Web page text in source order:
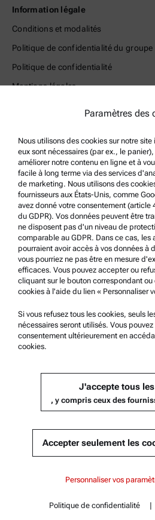
Information légale
Conditions et modalités
Politique de confidentialité du groupe
Politique de confidentialité
Mentions légales
Système de dénonciation
Support produit
Service Certifié Anton Paar
Déclaration de sécurité
Centres techniques d’Anton Paar
Contactez-nous
Information sur l'entreprise
Actualités
Relations presse
© 2026 Anton Paar GmbH
Paramètres des
Nous utilisons des cookies sur notre
eux sont nécessaires (par ex., le
améliorer notre contenu en ligne et à
facile à long terme via des services
de marketing. Nous utilisons des
fournisseurs aux États-Unis, comme
avez donné votre consentement (article
du GDPR). Vos données peuvent être
ne disposent pas d'un niveau de
comparable au GDPR. Dans ce cas, les
pourraient avoir accès à vos données à
vous pourriez ne pas être en mesure
efficaces. Vous pouvez accepter ou
cliquant sur le bouton correspondant
cookies à l'aide du lien « Personnaliser
Si vous refusez tous les cookies, seuls
nécessaires seront utilisés. Vous
consentement ultérieurement en
cookies.
J'accepte tous
, y compris ceux des
Accepter seulement les
Personnaliser vos
Politique de confidentialité |
Table des matières
SpécificationsContact